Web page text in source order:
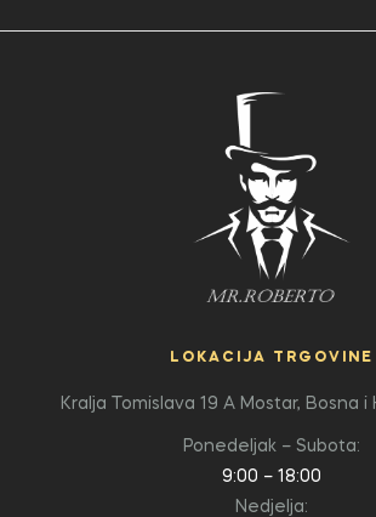
LOKACIJA TRGOVINE
Kralja Tomislava 19 A Mostar, Bosna
Ponedeljak – Subota:
9:00 – 18:00
Nedjelja: